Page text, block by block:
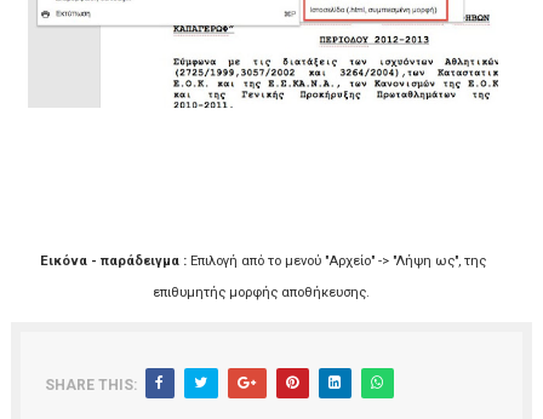
Εικόνα - παράδειγμα :Επιλογή από το μενού "Αρχείο" -> "Λήψη ως", της
επιθυμητής μορφής αποθήκευσης.
SHARE THIS: